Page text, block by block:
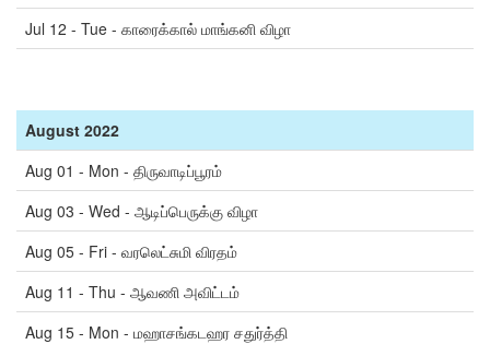
Jul 12 - Tue - காரைக்கால் மாங்கனி விழா
August 2022
Aug 01 - Mon - திருவாடிப்பூரம்
Aug 03 - Wed - ஆடிப்பெருக்கு விழா
Aug 05 - Fri - வரலெட்சுமி விரதம்
Aug 11 - Thu - ஆவணி அவிட்டம்
Aug 15 - Mon - மஹாசங்கடஹர சதுர்த்தி